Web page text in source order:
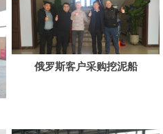
俄罗斯客户采购挖泥船